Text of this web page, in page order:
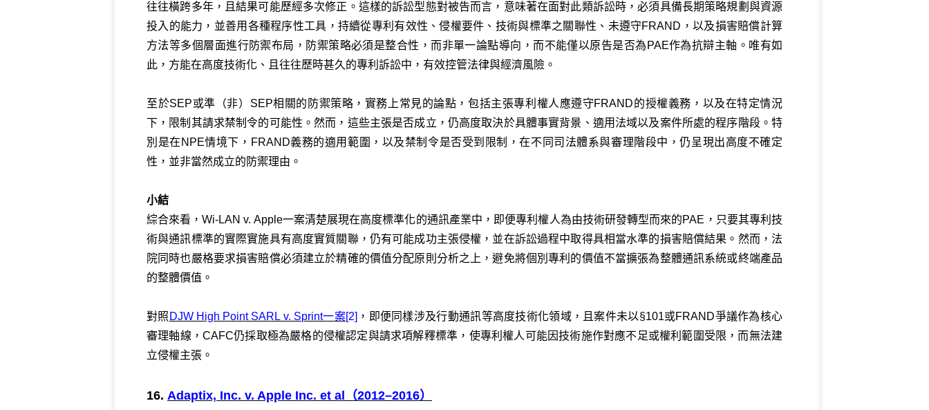
往往橫跨多年，且結果可能歷經多次修正。這樣的訴訟型態對被告而言，意味著在面對此類訴訟時，必須具備長期策略規劃與資源
投入的能力，並善用各種程序性工具，持續從專利有效性、侵權要件、技術與標準之關聯性、未遵守FRAND，以及損害賠償計算
方法等多個層面進行防禦布局，防禦策略必須是整合性，而非單一論點導向，而不能僅以原告是否為PAE作為抗辯主軸。唯有如
此，方能在高度技術化、且往往歷時甚久的專利訴訟中，有效控管法律與經濟風險。
至於SEP或準（非）SEP相關的防禦策略，實務上常見的論點，包括主張專利權人應遵守FRAND的授權義務，以及在特定情況
下，限制其請求禁制令的可能性。然而，這些主張是否成立，仍高度取決於具體事實背景、適用法域以及案件所處的程序階段。特
別是在NPE情境下，FRAND義務的適用範圍，以及禁制令是否受到限制，在不同司法體系與審理階段中，仍呈現出高度不確定
性，並非當然成立的防禦理由。
小結
綜合來看，Wi‑LAN v. Apple一案清楚展現在高度標準化的通訊產業中，即便專利權人為由技術研發轉型而來的PAE，只要其專利技
術與通訊標準的實際實施具有高度實質關聯，仍有可能成功主張侵權，並在訴訟過程中取得具相當水準的損害賠償結果。然而，法
院同時也嚴格要求損害賠償必須建立於精確的價值分配原則分析之上，避免將個別專利的價值不當擴張為整體通訊系統或終端產品
的整體價值。
對照 DJW High Point SARL v. Sprint一案[2] ，即便同樣涉及行動通訊等高度技術化領域，且案件未以§101或FRAND爭議作為核心
審理軸線，CAFC仍採取極為嚴格的侵權認定與請求項解釋標準，使專利權人可能因技術施作對應不足或權利範圍受限，而無法建
立侵權主張。
16. Adaptix, Inc. v. Apple Inc. et al（2012–2016）